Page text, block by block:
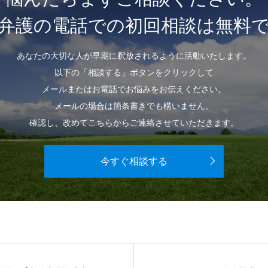
護の電話での初回相談は無料
あなたの大切な人が早期に釈放されるように活動いたします。
以下の「相談する」ボタンをクリックして
メールまたはお電話でお悩みをお伝えください。
メールの場合は箇条書きでも構いません。
確認し、改めてこちらからご連絡させていただきます。
今すぐ相談する